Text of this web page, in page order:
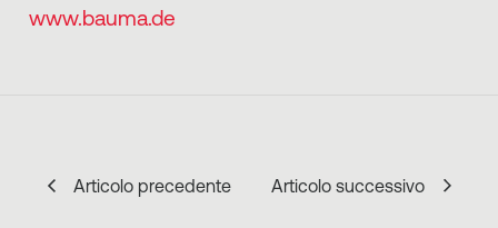
www.bauma.de
Articolo precedente Articolo successivo